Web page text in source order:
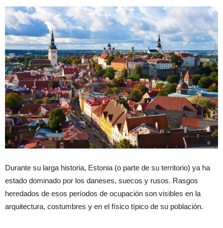
Durante su larga historia, Estonia (o parte de su territorio) ya ha
estado dominado por los daneses, suecos y rusos. Rasgos
heredados de esos períodos de ocupación son visibles en la
arquitectura, costumbres y en el físico típico de su población.